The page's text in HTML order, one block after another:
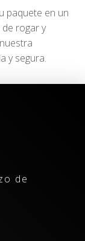
paquete en un
rogar y
y segura.
de